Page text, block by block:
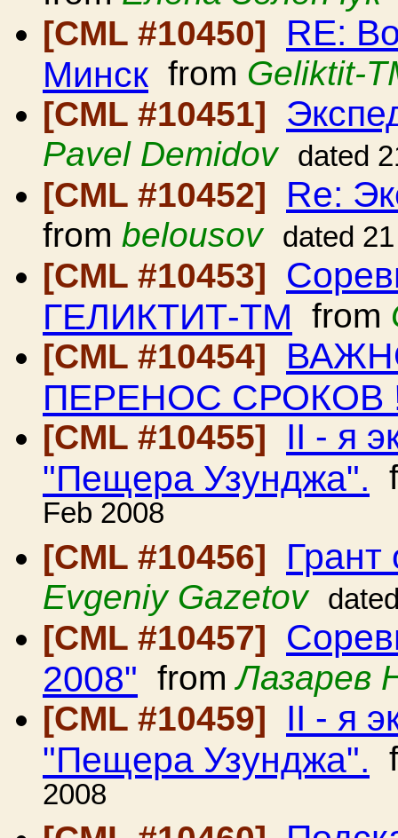
[CML #10450]
RE:
Минск from Geliktit-
[CML #10451]
Pavel Demidov dated
[CML #10452] Re:
from belousov dated
[CML #10453]
ГЕЛИКТИТ-ТМ from
[CML #10454]
ПЕРЕНОС СРОКОВ
[CML #10455]
II - я
"Пещера Узунджа".
Feb 2008
[CML #10456]
Evgeniy Gazetov
[CML #10457]
2008" fromЛазарев
[CML #10459]
II - я
"Пещера Узунджа".
2008